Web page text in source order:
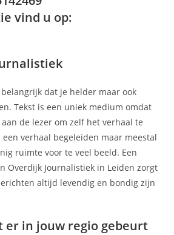
vind u op:
dat je helder maar ook
Tekst is een uniek medium omdat
de lezer om zelf het verhaal te
verhaal begeleiden maar meestal
ruimte voor te veel beeld. Een
Overdijk Journalistiek in Leiden zorgt
altijd levendig en bondig zijn
er in jouw regio gebeurt